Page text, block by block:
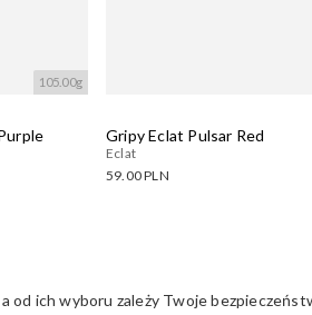
105.00g
Gripy Eclat Pulsar Red
Eclat
59.00 PLN
ich wyboru zależy Twoje